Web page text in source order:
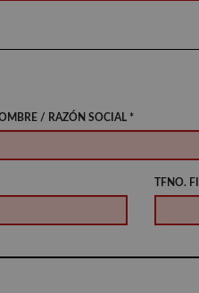
/ RAZÓN SOCIAL *
TFNO.